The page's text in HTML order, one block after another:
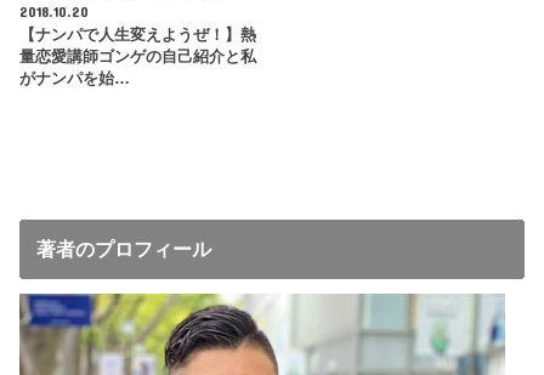
2018.10.20
【ナンパで人生変えようぜ！】熱
量恋愛講師ゴンゲの自己紹介と私
がナンパを始…
著者のプロフィール